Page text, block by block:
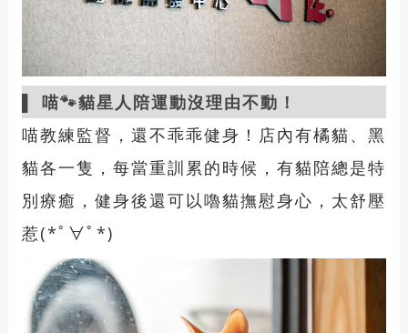
▌ 喵🐾貓星人陪運動沒理由不動！
喵教練監督，還不乖乖健身！店內有橘貓、黑
貓各一隻，每當重訓累的時候，有貓陪總是特
別療癒，健身後還可以嚕貓撫慰身心，太舒壓
惹(*ﾟ∀ﾟ*)